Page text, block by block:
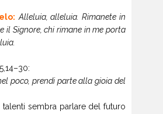
Alleluia, alleluia. Rimanete in
il Signore, chi rimane in me porta
poco, prendi parte alla gioia del
talenti sembra parlare del futuro